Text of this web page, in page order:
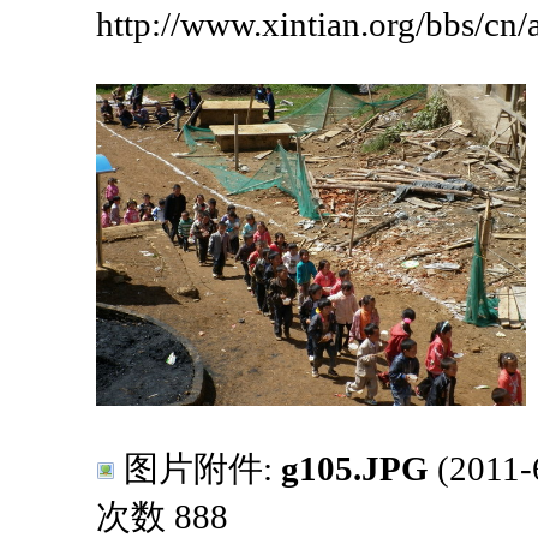
http://www.xintian.org/bbs/cn/
图片附件: g105.JPG
次数 888